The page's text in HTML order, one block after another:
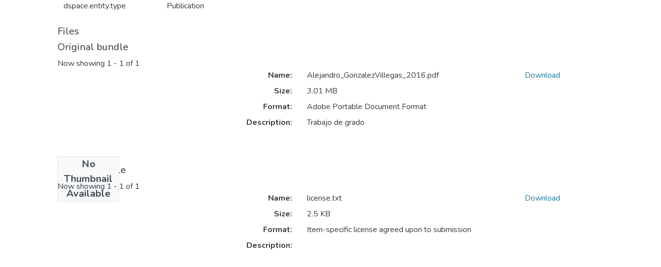
dspace.entity.type Publication
Files
Original bundle
Now showing 1 - 1 of 1
No
Thumbnail
Available
Name:
Alejandro_GonzalezVillegas_2016.pdf
Size:
3.01 MB
Format:
Adobe Portable Document Format
Description:
Trabajo de grado
Download
License bundle
Now showing 1 - 1 of 1
Name:
license.txt
Size:
2.5 KB
Format:
Item-specific license agreed upon to submission
Description:
Download